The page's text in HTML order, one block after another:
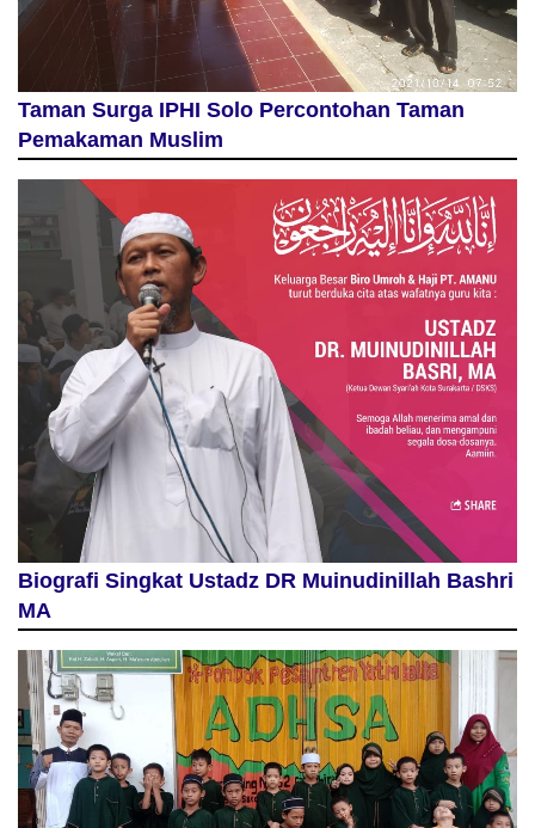
Taman Surga IPHI Solo Percontohan Taman
Pemakaman Muslim
Biografi Singkat Ustadz DR Muinudinillah Bashri
MA